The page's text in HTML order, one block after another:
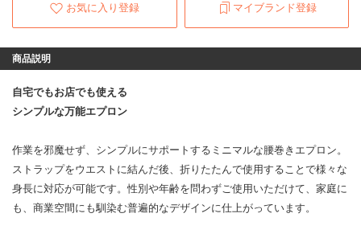
お気に入り登録 マイブランド登録
商品説明
自宅でもお店でも使える
シンプルな万能エプロン
作業を邪魔せず、シンプルにサポートするミニマルな腰巻きエプロン。
ストラップをウエストに結んだ後、折りたたんで使用することで様々な
身長に対応が可能です。性別や年齢を問わずご使用いただけて、家庭に
も、商業空間にも馴染む普遍的なデザインに仕上がっています。